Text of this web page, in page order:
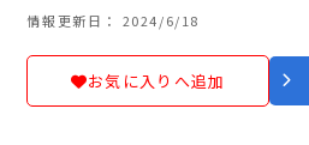
情報更新日： 2024/6/18
お気に入りへ追加